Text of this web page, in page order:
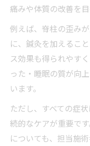
痛みや体質の改善を目
例えば、脊柱の歪み
に、鍼灸を加えるこ
ス効果も得られやす
った・睡眠の質が向
います。
ただし、すべての症
続的なケアが重要で
についても、担当施